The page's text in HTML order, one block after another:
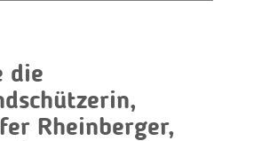
die
Rheinberger,